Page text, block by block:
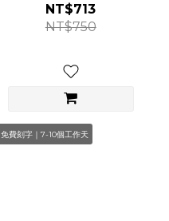
NT$713
NT$750
免費刻字｜7-10個工作天